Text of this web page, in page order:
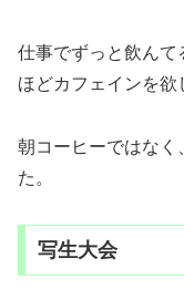
仕事でずっと飲んて
ほどカフェインを欲
朝コーヒーではなく
た。
写生大会